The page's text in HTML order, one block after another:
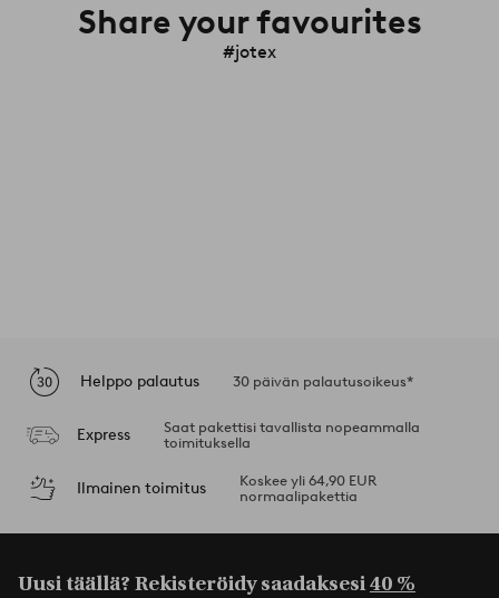
Share your favourites
#jotex
Helppo palautus 30 päivän palautusoikeus*
Express
Saat pakettisi tavallista nopeammalla
toimituksella
Ilmainen toimitus
Koskee yli 64,90 EUR
normaalipakettia
Uusi täällä? Rekisteröidy saadaksesi40 %